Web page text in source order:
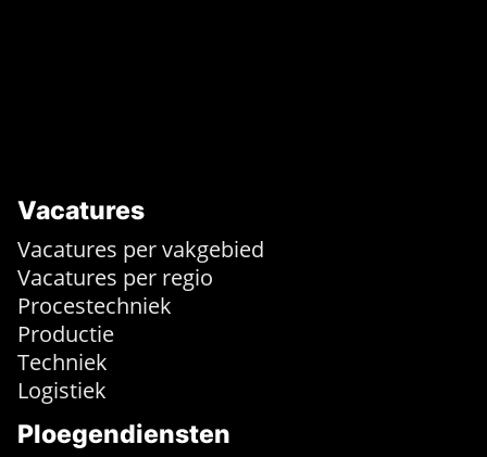
Vacatures
Vacatures per vakgebied
Vacatures per regio
Procestechniek
Productie
Techniek
Logistiek
Ploegendiensten